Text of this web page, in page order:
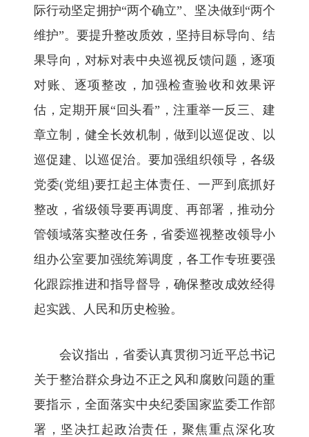
际行动坚定拥护“两个确立”、坚决做到“两个
维护”。要提升整改质效，坚持目标导向、结
果导向，对标对表中央巡视反馈问题，逐项
对账、逐项整改，加强检查验收和效果评
估，定期开展“回头看”，注重举一反三、建
章立制，健全长效机制，做到以巡促改、以
巡促建、以巡促治。要加强组织领导，各级
党委(党组)要扛起主体责任、一严到底抓好
整改，省级领导要再调度、再部署，推动分
管领域落实整改任务，省委巡视整改领导小
组办公室要加强统筹调度，各工作专班要强
化跟踪推进和指导督导，确保整改成效经得
起实践、人民和历史检验。
会议指出，省委认真贯彻习近平总书记
关于整治群众身边不正之风和腐败问题的重
要指示，全面落实中央纪委国家监委工作部
署，坚决扛起政治责任，聚焦重点深化攻